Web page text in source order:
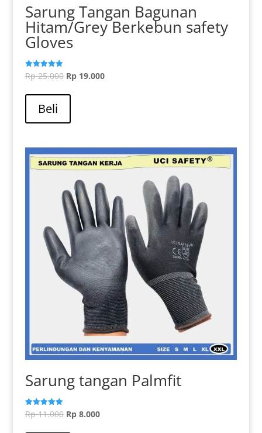
Sarung Tangan Bagunan
Hitam/Grey Berkebun safety
Gloves
Dinilai
5.00
Rp25.000 Harga
Rp19.000Harga
Beli
Sarung tangan Palmfit
Dinilai
5.00
Rp11.000 Harga
Rp8.000Harga